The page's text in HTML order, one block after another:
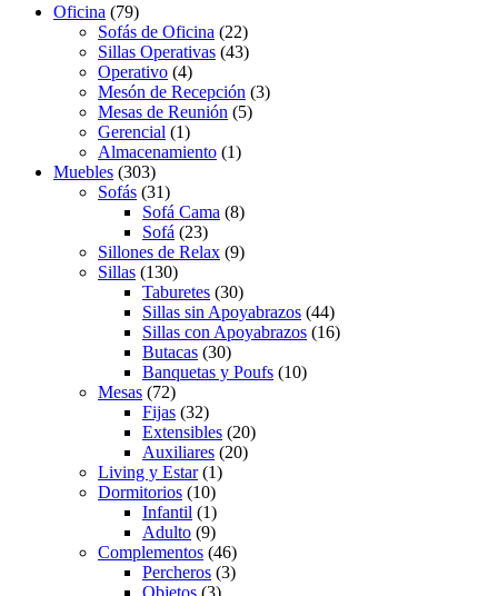
Oficina (79)
Sofás de Oficina (22)
Sillas Operativas (43)
Operativo (4)
Mesón de Recepción (3)
Mesas de Reunión (5)
Gerencial (1)
Almacenamiento (1)
Muebles (303)
Sofás (31)
Sofá Cama (8)
Sofá (23)
Sillones de Relax (9)
Sillas (130)
Taburetes (30)
Sillas sin Apoyabrazos (44)
Sillas con Apoyabrazos (16)
Butacas (30)
Banquetas y Poufs (10)
Mesas (72)
Fijas (32)
Extensibles (20)
Auxiliares (20)
Living y Estar(1)
Dormitorios (10)
Infantil (1)
Adulto (9)
Complementos (46)
Percheros (3)
Objetos (3)